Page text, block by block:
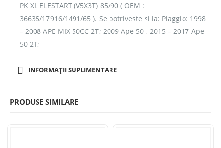
PK XL ELESTART (V5X3T) 85/90 ( OEM :
36635/17916/1491/65 ). Se potriveste si la: Piaggio: 1998
– 2008 APE MIX 50CC 2T; 2009 Ape 50 ; 2015 – 2017 Ape
50 2T;
INFORMAȚII SUPLIMENTARE
PRODUSE SIMILARE